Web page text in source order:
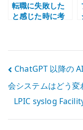
転職に失敗した
と感じた時に考
い経験を失わな
投
稿
ナ
ChatGPT 以降の
会システムはどう変
LPIC syslog